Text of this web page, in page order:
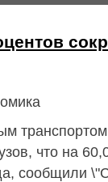
что на
сообщили